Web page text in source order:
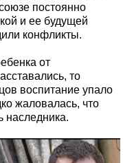
постоянно
и ее будущей
конфликты.
от
то
воспитание упало
жаловалась, что
наследника.